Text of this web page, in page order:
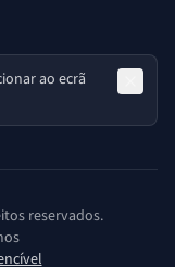
ao ecrã
reservados.